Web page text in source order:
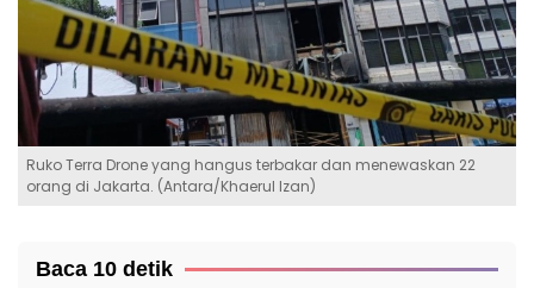
Ruko Terra Drone yang hangus terbakar dan menewaskan 22
orang di Jakarta. (Antara/Khaerul Izan)
Baca 10 detik